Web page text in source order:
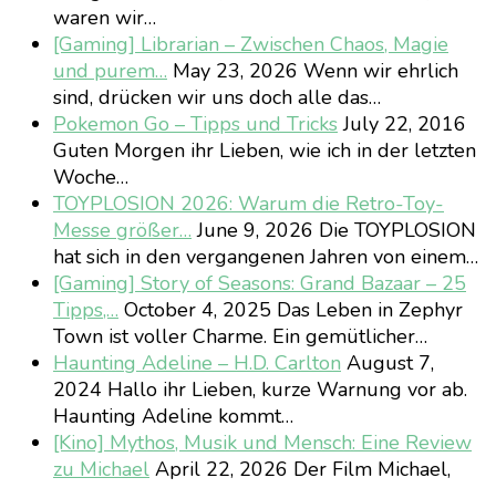
waren wir…
[Gaming] Librarian – Zwischen Chaos, Magie
und purem… May 23, 2026 Wenn wir ehrlich
sind, drücken wir uns doch alle das…
Pokemon Go – Tipps und TricksJuly 22, 2016
Guten Morgen ihr Lieben, wie ich in der letzten
Woche…
TOYPLOSION 2026: Warum die Retro-Toy-
Messe größer… June 9, 2026 Die TOYPLOSION
hat sich in den vergangenen Jahren von einem…
[Gaming] Story of Seasons: Grand Bazaar – 25
Tipps,… October 4, 2025 Das Leben in Zephyr
Town ist voller Charme. Ein gemütlicher…
Haunting Adeline – H.D. Carlton August 7,
2024 Hallo ihr Lieben, kurze Warnung vor ab.
Haunting Adeline kommt…
[Kino] Mythos, Musik und Mensch: Eine Review
zu Michael April 22, 2026 Der Film Michael,